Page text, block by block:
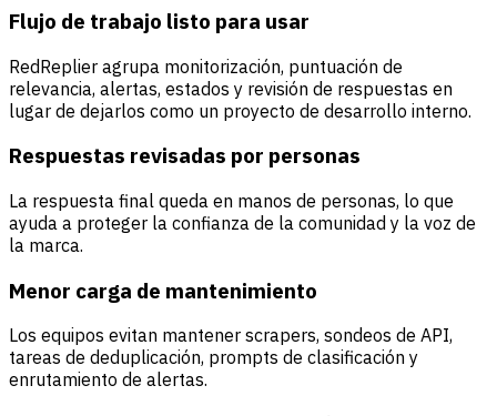
Flujo de trabajo listo para usar
RedReplier agrupa monitorización, puntuación de
relevancia, alertas, estados y revisión de respuestas en
lugar de dejarlos como un proyecto de desarrollo interno.
Respuestas revisadas por personas
La respuesta final queda en manos de personas, lo que
ayuda a proteger la confianza de la comunidad y la voz de
la marca.
Menor carga de mantenimiento
Los equipos evitan mantener scrapers, sondeos de API,
tareas de deduplicación, prompts de clasificación y
enrutamiento de alertas.